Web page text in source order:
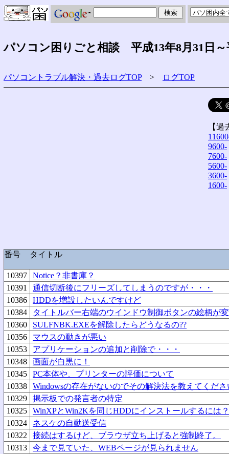
パソコン困りごと相談 平成13年8月31日～
パソコントラブル解決・過去ログTOP> ログTOP
【
9600-
7600-
5600-
3600-
1600-
番号 タイトル
10397
Notice？非書庫？
10391
通信切断後にフリーズしてしまうのですが・・・
10386
HDDを増設したいんですけど
10384
タイトルバー右端のウインドウ制御ボタンの絵柄が
10360
SULFNBK.EXEを解除したらどうなるの??
10356
マウスの動きが悪い
10353
アプリケーションの追加と削除で・・・
10348
画面が白黒に！
10345
PC本体や、プリンターの評価について
10338
Windowsの存在がないのでその解決法を教えてくださ
10329
掲示板での発言者の特定
10325
WinXPとWin2Kを同じHDDにインストールするには？
10324
ネスケの自動送受信
10322
接続はするけど、ブラウザ立ち上げると強制終了。
10313
今まで見ていた、WEBページが見られません